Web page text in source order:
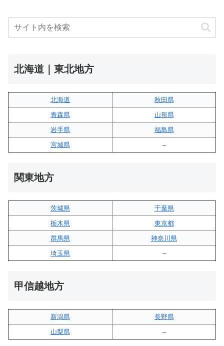
北海道｜東北地方
北海道
秋田県
青森県
山形県
岩手県
福島県
宮城県
–
関東地方
茨城県
千葉県
栃木県
東京都
群馬県
神奈川県
埼玉県
–
甲信越地方
新潟県
長野県
山梨県
–